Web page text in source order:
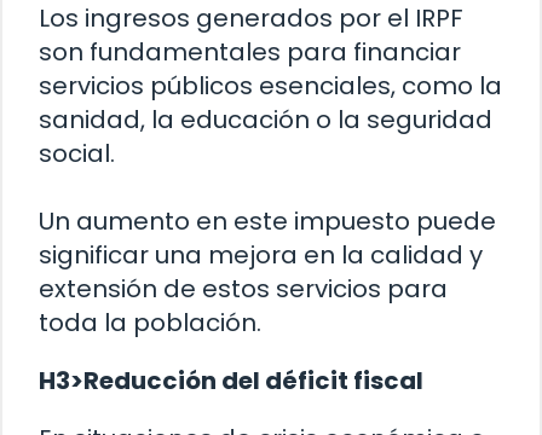
Los ingresos generados por el IRPF
son fundamentales para financiar
servicios públicos esenciales, como la
sanidad, la educación o la seguridad
social.
Un aumento en este impuesto puede
significar una mejora en la calidad y
extensión de estos servicios para
toda la población.
H3>Reducción del déficit fiscal